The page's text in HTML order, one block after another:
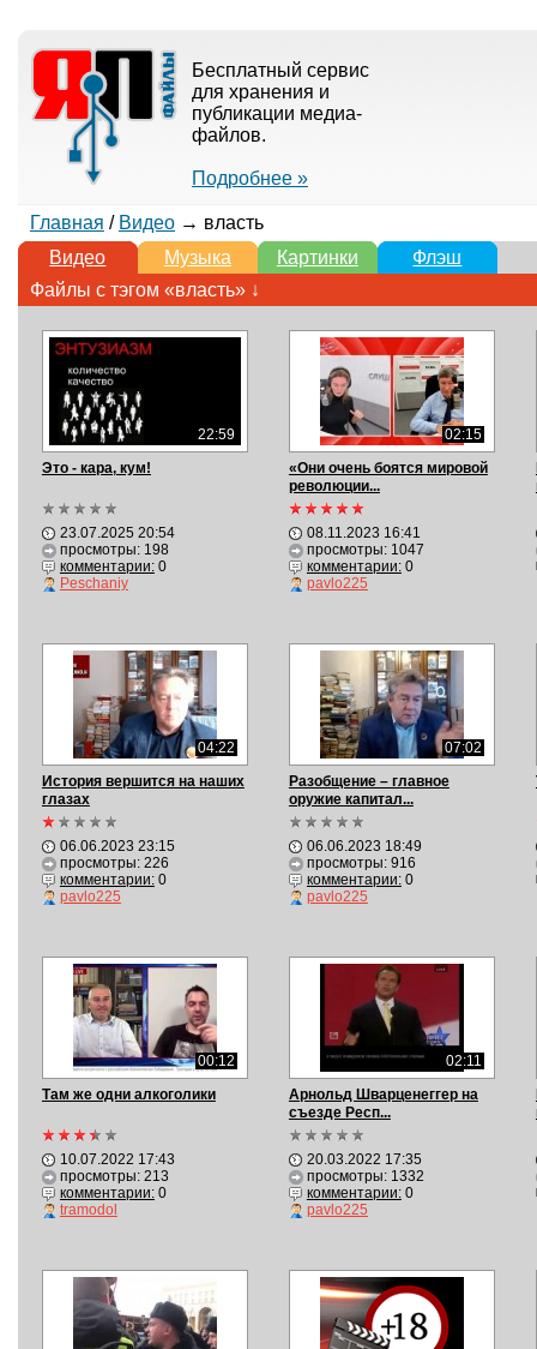
Бесплатный сервис
для хранения и
публикации медиа-
файлов.
Подробнее »
Главная / Видео→ власть
Видео
Музыка Картинки
Флэш
Файлы с тэгом «власть» ↓
22:59
Это - кара, кум!
23.07.2025 20:54
просмотры: 198
комментарии:0
Peschaniy
02:15
«Они очень боятся мировой
революции...
08.11.2023 16:41
просмотры: 1047
комментарии:0
pavlo225
04:22
История вершится на наших
глазах
06.06.2023 23:15
просмотры: 226
комментарии:0
pavlo225
07:02
Разобщение – главное
оружие капитал...
06.06.2023 18:49
просмотры: 916
комментарии:0
pavlo225
00:12
Там же одни алкоголики
10.07.2022 17:43
просмотры: 213
комментарии:0
tramodol
02:11
Арнольд Шварценеггер на
съезде Респ...
20.03.2022 17:35
просмотры: 1332
комментарии:0
pavlo225